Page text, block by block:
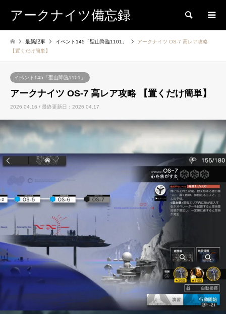
アークナイツ備忘録 検索
最新記事 イベント145「聖山降臨1101」
アークナイツ OS-7 高レア攻略
【置くだけ簡単】
イベント145「聖山降臨1101」
アークナイツ OS-7 高レア攻略 【置くだけ簡単】
2026.04.16 / 最終更新日：2026.04.17